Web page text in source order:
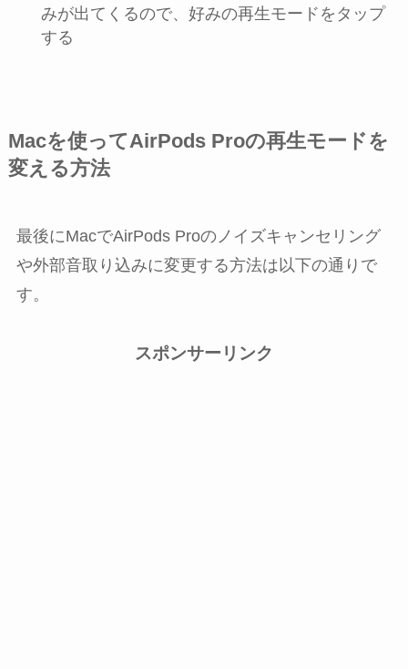
みが出てくるので、好みの再生モードをタップ
する
Macを使ってAirPods Proの再生モードを
変える方法
最後にMacでAirPods Proのノイズキャンセリング
や外部音取り込みに変更する方法は以下の通りで
す。
スポンサーリンク